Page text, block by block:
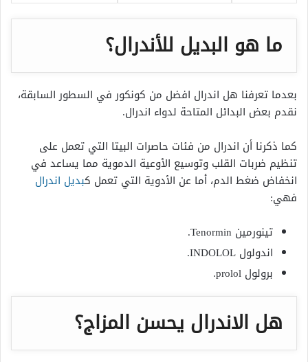
ما هو البديل للأندرال؟
بعدما تعرفنا هل اندرال افضل من كونكور في السطور السابقة،
نقدم بعض البدائل المتاحة لدواء اندرال.
كما ذكرنا أن اندرال من فئات حاصرات البيتا التي تعمل على
تنظيم ضربات القلب وتوسيع الأوعية الدموية مما يساعد في
انخفاض ضغط الدم، أما عن الأدوية التي تعمل كبديل اندرال
فهي:
تينورمين Tenormin.
اندولول INDOLOL.
برولول prolol.
هل الاندرال يحسن المزاج؟